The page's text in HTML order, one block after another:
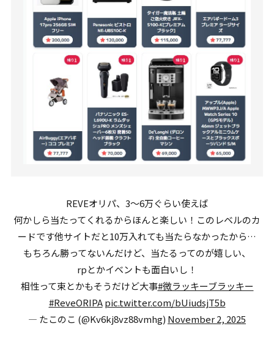
REVEオリパ、3〜6万ぐらい使えば
何かしら当たってくれるからほんと楽しい！このレベルのカ
ードです他サイトだと10万入れても当たらなかったから…
もちろん勝ってないんだけど、当たるってのが嬉しい、
rpとかイベントも面白いし！
相性って束とかもそうだけど大事#微ラッキーブラッキー
#ReveORIPA pic.twitter.com/bUiudsjT5b
— たこのこ (@Kv6kj8vz88vmhg) November 2, 2025